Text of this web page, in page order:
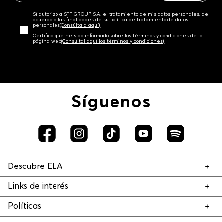
Sí autorizo a STF GROUP S.A. el tratamiento de mis datos personales, de
acuerdo a las finalidades de su política de tratamiento de datos
personales‎(Consúltala aquí)
Certifico que he sido informado sobre los términos y condiciones de la
página web‎(Consúltal aquí los términos y condiciones)
Síguenos
Descubre ELA
Links de interés
Políticas